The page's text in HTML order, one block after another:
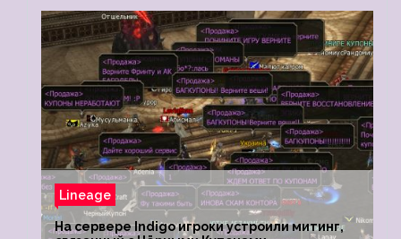
Lineage
На сервере Indigo игроки устроили митинг,